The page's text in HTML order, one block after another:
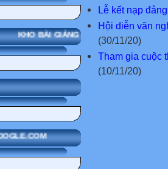
KHO BÀI GIẢNG
GOOGLE.COM
Lễ kết nạp
Hội diễn văn
(30/11/20)
Tham gia cuộc
(10/11/20)